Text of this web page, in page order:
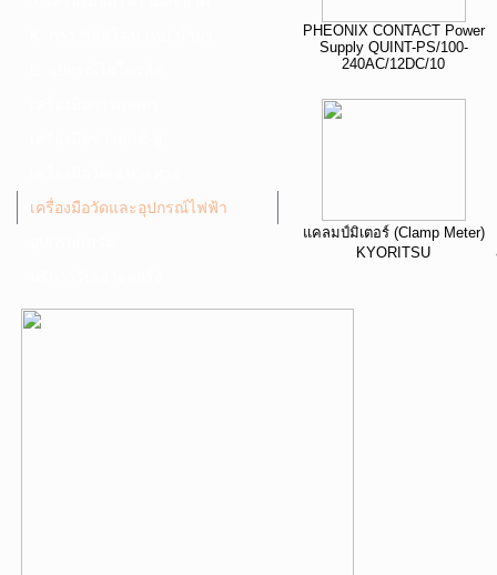
เครื่องมือวัดและอุปกรณ์ไฟฟ้า
PHEONIX CONTACT Power
Supply QUINT-PS/100-
240AC/12DC/10
แคลมป์มิเตอร์ (Clamp Meter)
KYORITSU